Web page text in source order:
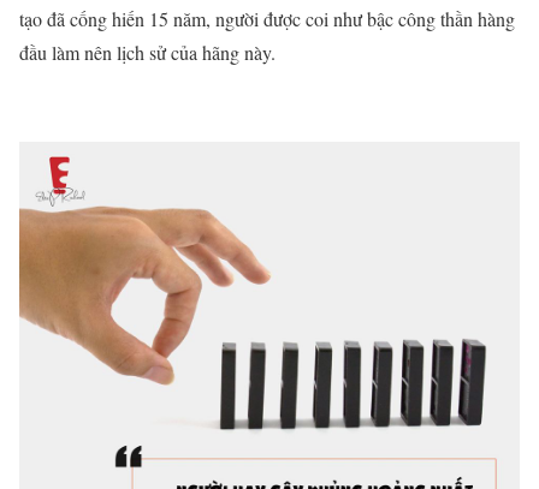
tạo đã cống hiến 15 năm, người được coi như bậc công thần hàng
đầu làm nên lịch sử của hãng này.